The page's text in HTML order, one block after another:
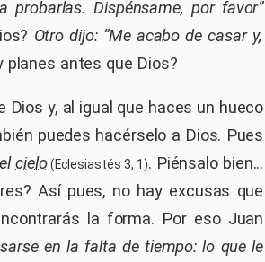
probarlas. Dispénsame, por favor”
Otro dijo: “Me acabo de casar y,
planes antes que Dios?
y, al igual que haces un hueco
puedes hacérselo a Dios. Pues
cielo(Eclesiastés 3, 1). Piénsalo bien...
Así pues, no hay excusas que
la forma. Por eso Juan
en la falta de tiempo: lo que le